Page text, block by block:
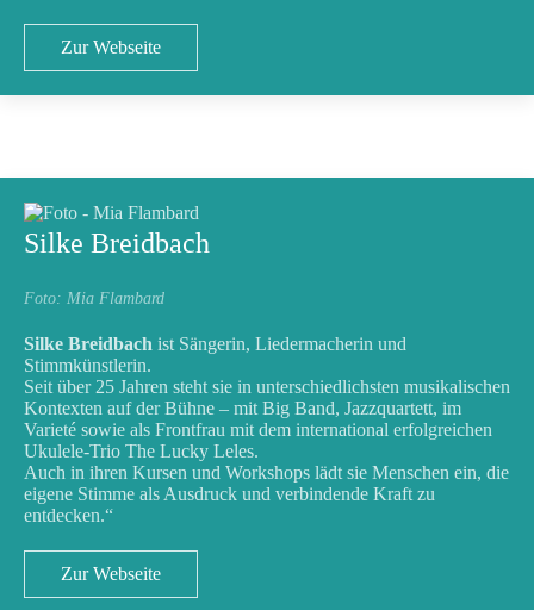
Zur Webseite
Silke Breidbach
Foto: Mia Flambard
Silke Breidbach ist Sängerin, Liedermacherin und
Stimmkünstlerin.
Seit über 25 Jahren steht sie in unterschiedlichsten musikalischen
Kontexten auf der Bühne – mit Big Band, Jazzquartett, im
Varieté sowie als Frontfrau mit dem international erfolgreichen
Ukulele-Trio The Lucky Leles.
Auch in ihren Kursen und Workshops lädt sie Menschen ein, die
eigene Stimme als Ausdruck und verbindende Kraft zu
entdecken.“
Zur Webseite